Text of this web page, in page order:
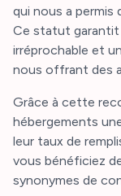
qui nous a
Ce statut garantit
irréprochable et
nous offrant des
Grâce à cette
hébergements
leur taux de
vous bénéficiez
synonymes de